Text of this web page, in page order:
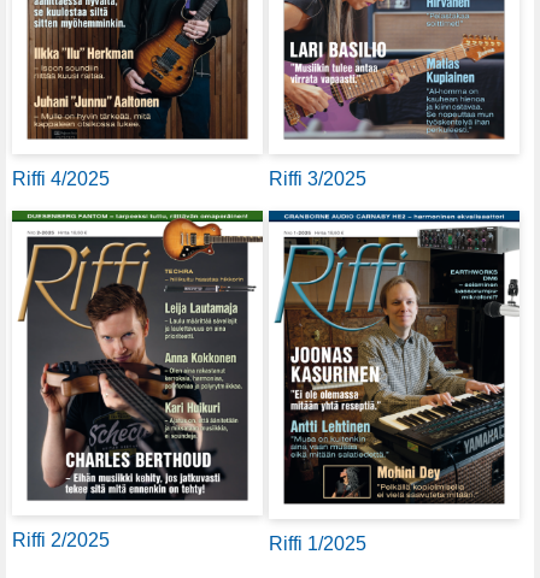
Riffi 4/2025 Riffi 3/2025
Riffi 2/2025 Riffi 1/2025